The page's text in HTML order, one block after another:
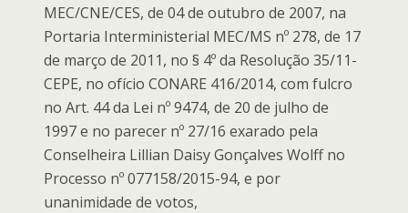
MEC/CNE/CES, de 04 de outubro de 2007, na
Portaria Interministerial MEC/MS nº 278, de 17
de março de 2011, no § 4º da Resolução 35/11-
CEPE, no ofício CONARE 416/2014, com fulcro
no Art. 44 da Lei nº 9474, de 20 de julho de
1997 e no parecer nº 27/16 exarado pela
Conselheira Lillian Daisy Gonçalves Wolff no
Processo nº 077158/2015-94, e por
unanimidade de votos,